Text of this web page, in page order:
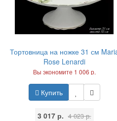
Тортовница на ножке 31 см
Rose Lenardi
Вы экономите 1 006 р.
Купить
3 017 р. 4 023 р.